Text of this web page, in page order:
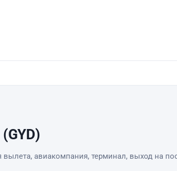
авиакомпания, терминал, выход на